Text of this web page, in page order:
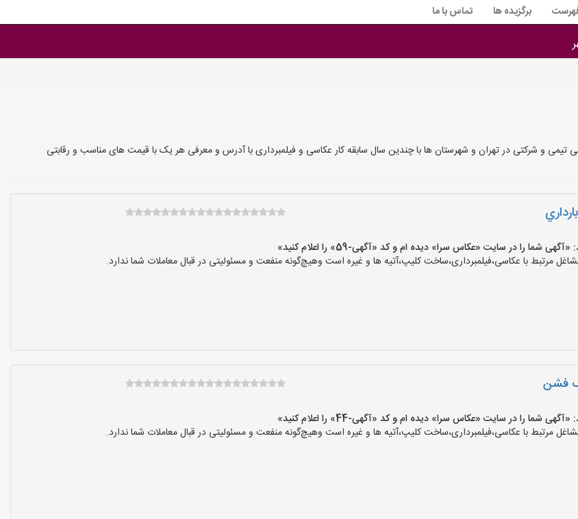
برگزیده ها تماس با ما
و شرکتی در تهران و شهرستان ها با چندین سال سابقه کار عکاسی و فیلمبرداری با آدرس و معرفی هر یک با قیمت های مناسب و رقابتی
را در سایت «عکاس سرا» دیده ام و کد «آگهی-59» را اعلام کنید»
مرتبط با عکاسی،فیلمبرداری،ساخت کلیپ،آتیه ها و غیره است وهیچ‌گونه منفعت و مسئولیتی در قبال معاملات شما ندارد.
فشن
را در سایت «عکاس سرا» دیده ام و کد «آگهی-44» را اعلام کنید»
مرتبط با عکاسی،فیلمبرداری،ساخت کلیپ،آتیه ها و غیره است وهیچ‌گونه منفعت و مسئولیتی در قبال معاملات شما ندارد.